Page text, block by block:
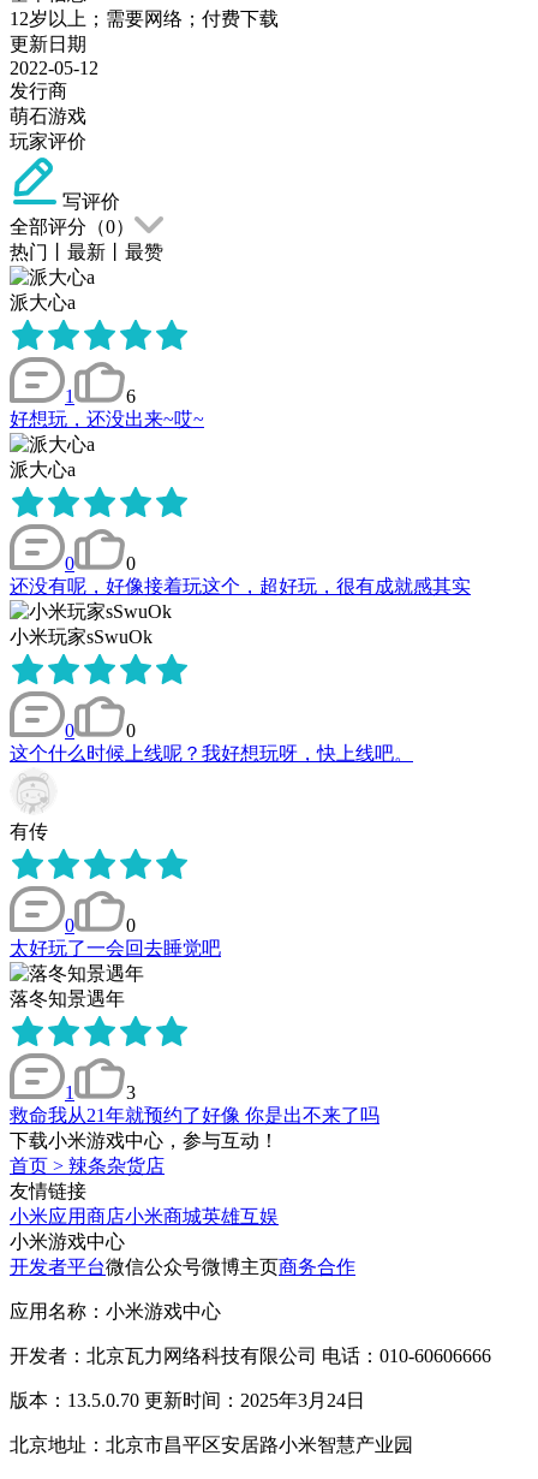
12岁以上；需要网络；付费下载
更新日期
2022-05-12
发行商
萌石游戏
玩家评价
写评价
全部评分（0）
热门
最新 最赞
派大心a
1
6
好想玩，还没出来~哎~
派大心a
0
0
还没有呢，好像接着玩这个，超好玩，很有成就感其实
小米玩家sSwuOk
0
0
这个什么时候上线呢？我好想玩呀，快上线吧。
有传
0
0
太好玩了一会回去睡觉吧
落冬知景遇年
1
3
救命我从21年就预约了好像 你是出不来了吗
下载小米游戏中心，参与互动！
首页 > 辣条杂货店
友情链接
小米应用商店小米商城英雄互娱
小米游戏中心
开发者平台微信公众号微博主页商务合作
应用名称：小米游戏中心
开发者：北京瓦力网络科技有限公司 电话：010-60606666
版本：13.5.0.70 更新时间：2025年3月24日
北京地址：北京市昌平区安居路小米智慧产业园